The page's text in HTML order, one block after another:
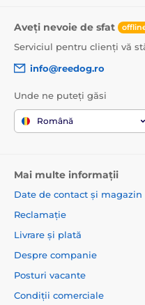
Aveți nevoie de sfat
Serviciul pentru clienți vă
info@reedog.ro
Unde ne puteți găsi
Română
Mai multe informații
Date de contact și magazin
Reclamație
Livrare și plată
Despre companie
Posturi vacante
Condiții comerciale